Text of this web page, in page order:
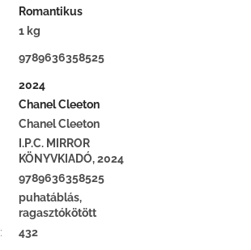
Romantikus
1 kg
9789636358525
2024
Chanel Cleeton
Chanel Cleeton
I.P.C. MIRROR
KÖNYVKIADÓ, 2024
9789636358525
puhatáblás,
ragasztókötött
: 432